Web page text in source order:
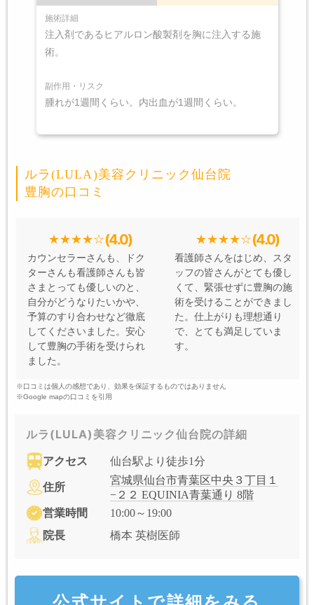
施術詳細
注入剤であるヒアルロン酸製剤を胸に注入する施
術。
副作用・リスク
腫れが1週間くらい。内出血が1週間くらい。
ルラ(LULA)美容クリニック仙台院
豊胸の口コミ
(4.0)
カウンセラーさんも、ドク
ターさんも看護師さんも皆
さまとっても優しいのと、
自分がどうなりたいかや、
予算のすり合わせなど徹底
してくださいました。安心
して豊胸の手術を受けられ
ました。
(4.0)
看護師さんをはじめ、スタ
ッフの皆さんがとても優し
くて、緊張せずに豊胸の施
術を受けることができまし
た。仕上がりも理想通り
で、とても満足していま
す。
※口コミは個人の感想であり、効果を保証するものではありません
※Google mapの口コミを引用
ルラ(LULA)美容クリニック仙台院の詳細
アクセス 仙台駅より徒歩1分
住所
宮城県仙台市青葉区中央３丁目１
−２２ EQUINIA青葉通り 8階
営業時間
10:00～19:00
院長
橋本 英樹医師